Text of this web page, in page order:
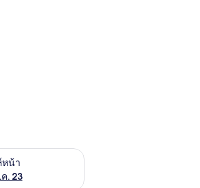
น้า
. 23
างในสุดสัปดาห์หน้า ส.ค. 21 - ส.ค. 23